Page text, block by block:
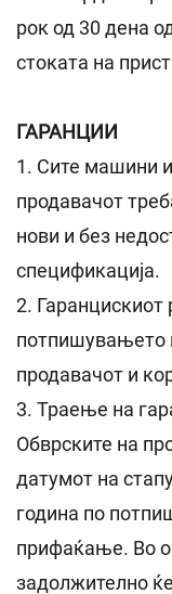
рок од 30 дена
стоката на
ГАРАНЦИИ
1. Сите машини
продавачот
нови и без
спецификација.
2. Гаранцискиот
потпишувањето
продавачот и
3. Траење на
Обврските на
датумот на
година по
прифаќање. Во
задолжително